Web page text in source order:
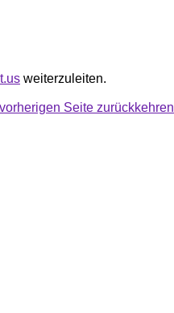
weiterzuleiten.
Seite zurückkehren